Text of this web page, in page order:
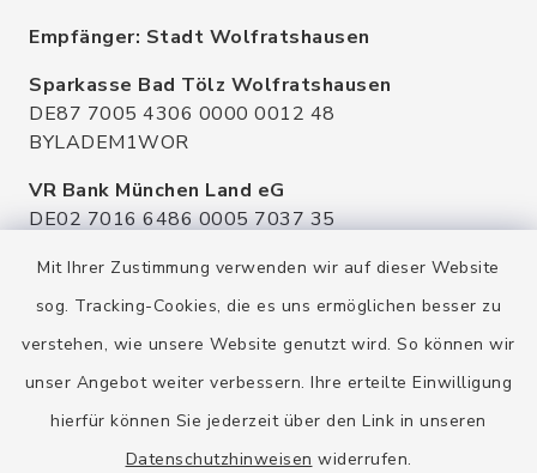
Mit Ihrer Zustimmung verwenden wir auf dieser Website
sog. Tracking-Cookies, die es uns ermöglichen besser zu
verstehen, wie unsere Website genutzt wird. So können wir
unser Angebot weiter verbessern. Ihre erteilte Einwilligung
hierfür können Sie jederzeit über den Link in unseren
Datenschutzhinweisen widerrufen.
Empfänger: Stadt Wolfratshausen
Sparkasse Bad Tölz Wolfratshausen
DE87 7005 4306 0000 0012 48
BYLADEM1WOR
VR Bank München Land eG
DE02 7016 6486 0005 7037 35
Raiffeisenbank Isar Loisachtal eG
DE92 7016 9543 0001 0005 00
GENODEF1HHS
HypoVereinsbank
DE20 7002 0270 3630 1010 09
HYVEDEMMXXX